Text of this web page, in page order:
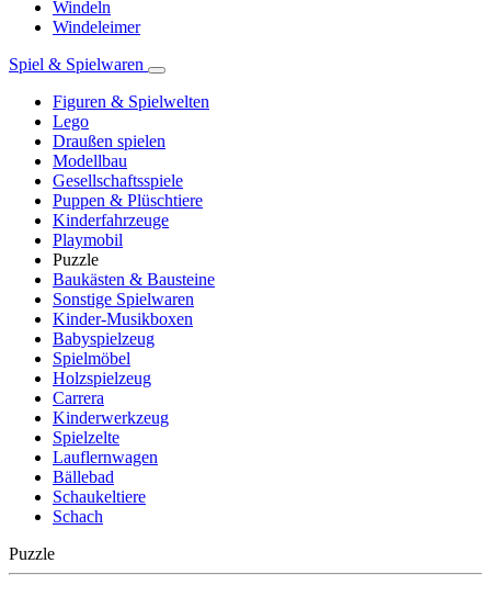
Windeln
Windeleimer
Spiel & Spielwaren
Figuren & Spielwelten
Lego
Draußen spielen
Modellbau
Gesellschaftsspiele
Puppen & Plüschtiere
Kinderfahrzeuge
Playmobil
Puzzle
Baukästen & Bausteine
Sonstige Spielwaren
Kinder-Musikboxen
Babyspielzeug
Spielmöbel
Holzspielzeug
Carrera
Kinderwerkzeug
Spielzelte
Lauflernwagen
Bällebad
Schaukeltiere
Schach
Puzzle